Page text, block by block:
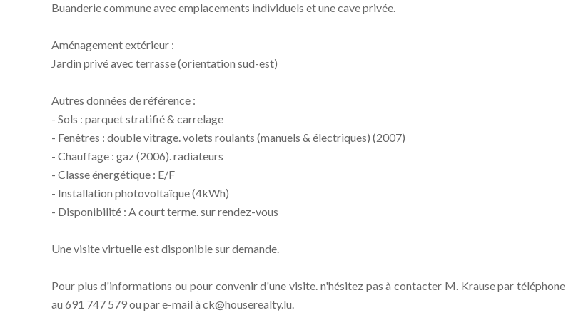
Buanderie commune avec emplacements individuels et une cave privée.
Aménagement extérieur :
Jardin privé avec terrasse (orientation sud-est)
Autres données de référence :
- Sols : parquet stratifié & carrelage
- Fenêtres : double vitrage. volets roulants (manuels & électriques) (2007)
- Chauffage : gaz (2006). radiateurs
- Classe énergétique : E/F
- Installation photovoltaïque (4kWh)
- Disponibilité : A court terme. sur rendez-vous
Une visite virtuelle est disponible sur demande.
Pour plus d'informations ou pour convenir d'une visite. n'hésitez pas à contacter M. Krause par téléphone
au 691 747 579 ou par e-mail à ck@houserealty.lu.